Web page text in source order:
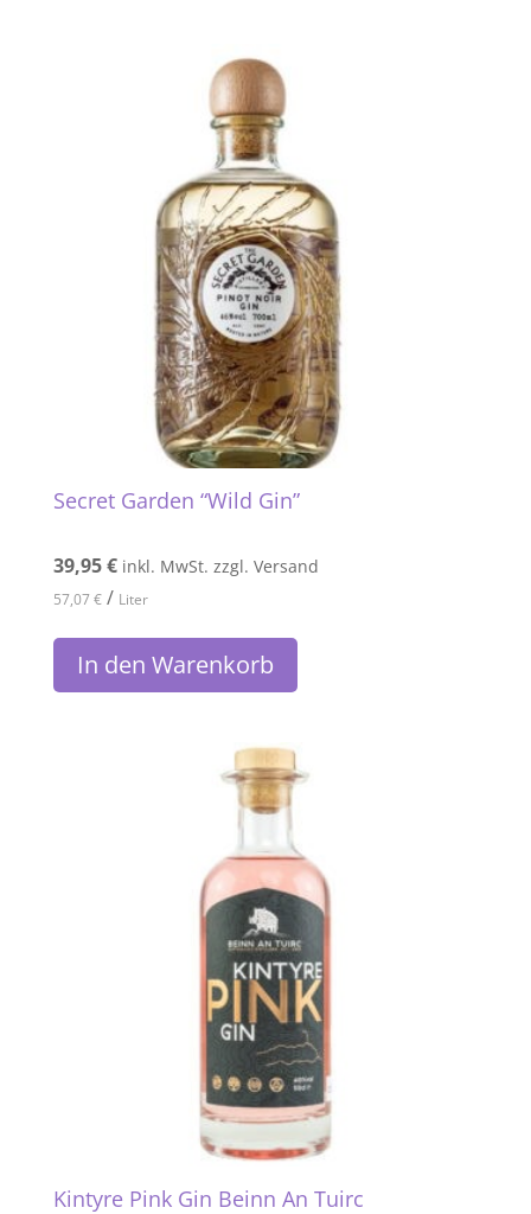
Secret Garden “Wild Gin”
39,95€ inkl. MwSt. zzgl. Versand
57,07€/ Liter
In den Warenkorb
Kintyre Pink Gin Beinn An Tuirc